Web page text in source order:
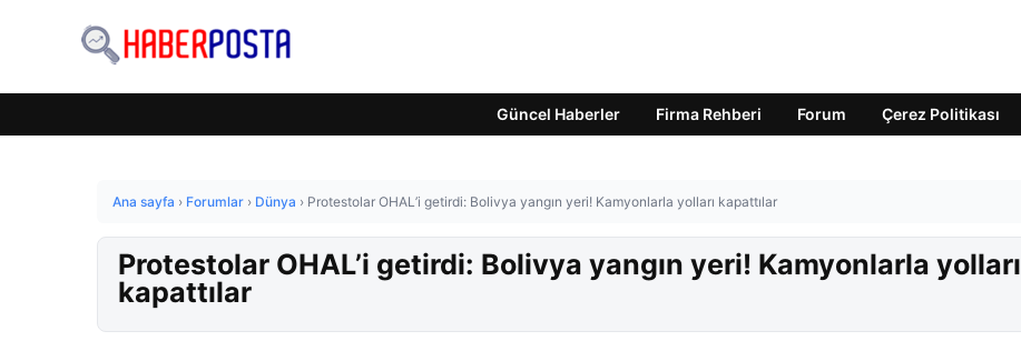
Güncel Haberler Firma Rehberi Forum Çerez Politikası
Ana sayfa › Forumlar › Dünya › Protestolar OHAL’i getirdi: Bolivya yangın yeri! Kamyonlarla yolları kapattılar
Protestolar OHAL’i getirdi: Bolivya yangın yeri! Kamyonlarla yolları
kapattılar